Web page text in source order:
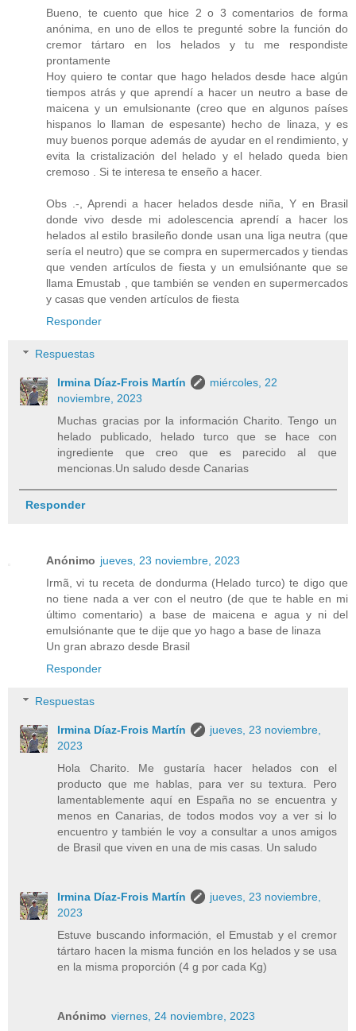
Bueno, te cuento que hice 2 o 3 comentarios de forma
anónima, en uno de ellos te pregunté sobre la función do
cremor tártaro en los helados y tu me respondiste
prontamente
Hoy quiero te contar que hago helados desde hace algún
tiempos atrás y que aprendí a hacer un neutro a base de
maicena y un emulsionante (creo que en algunos países
hispanos lo llaman de espesante) hecho de linaza, y es
muy buenos porque además de ayudar en el rendimiento, y
evita la cristalización del helado y el helado queda bien
cremoso . Si te interesa te enseño a hacer.
Obs .-, Aprendi a hacer helados desde niña, Y en Brasil
donde vivo desde mi adolescencia aprendí a hacer los
helados al estilo brasileño donde usan una liga neutra (que
sería el neutro) que se compra en supermercados y tiendas
que venden artículos de fiesta y un emulsiónante que se
llama Emustab , que también se venden en supermercados
y casas que venden artículos de fiesta
Responder
Respuestas
Irmina Díaz-Frois Martín
miércoles, 22
noviembre, 2023
Muchas gracias por la información Charito. Tengo un
helado publicado, helado turco que se hace con
ingrediente que creo que es parecido al que
mencionas.Un saludo desde Canarias
Responder
Anónimo jueves, 23 noviembre, 2023
Irmã, vi tu receta de dondurma (Helado turco) te digo que
no tiene nada a ver con el neutro (de que te hable en mi
último comentario) a base de maicena e agua y ni del
emulsiónante que te dije que yo hago a base de linaza
Un gran abrazo desde Brasil
Responder
Respuestas
Irmina Díaz-Frois Martín
jueves, 23 noviembre,
2023
Hola Charito. Me gustaría hacer helados con el
producto que me hablas, para ver su textura. Pero
lamentablemente aquí en España no se encuentra y
menos en Canarias, de todos modos voy a ver si lo
encuentro y también le voy a consultar a unos amigos
de Brasil que viven en una de mis casas. Un saludo
Irmina Díaz-Frois Martín
jueves, 23 noviembre,
2023
Estuve buscando información, el Emustab y el cremor
tártaro hacen la misma función en los helados y se usa
en la misma proporción (4 g por cada Kg)
Anónimo viernes, 24 noviembre, 2023